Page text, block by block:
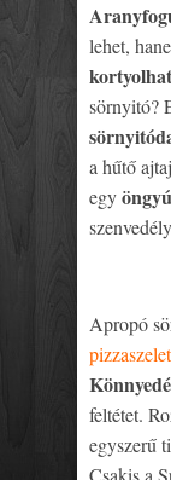
lehet,
sörnyitó?
a hűtő
egy
Apropó
feltétet.
egyszerű
Csakis a